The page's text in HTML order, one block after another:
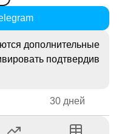
дополнительные
подтвердив
30 дней